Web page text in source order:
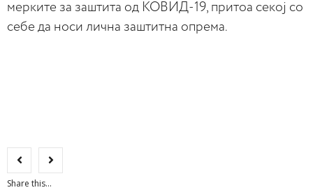
мерките за заштита од КОВИД-19, притоа секој со
себе да носи лична заштитна опрема.
Share this...